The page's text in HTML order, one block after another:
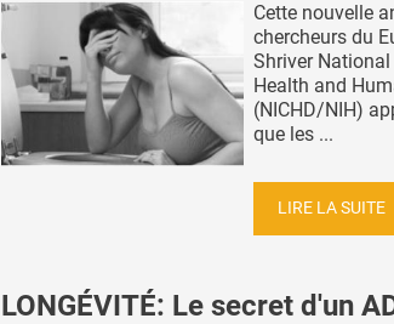
Cette nouvelle
chercheurs du
Shriver
Health and
(NICHD/NIH)
que les ...
LIRE LA SUITE
LONGÉVITÉ: Le secret d'un